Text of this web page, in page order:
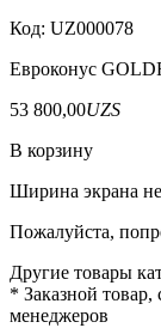
Код: UZ000078
Евроконус
53 800,00UZS
В корзину
Ширина экрана
Пожалуйста,
Другие товары
* Заказной
менеджеров